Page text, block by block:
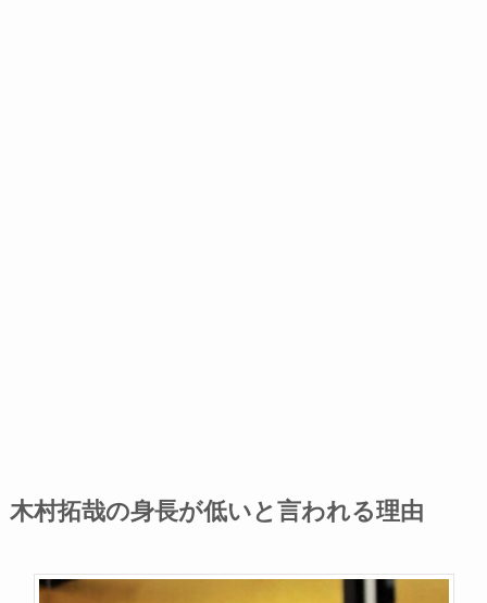
木村拓哉の身長が低いと言われる理由